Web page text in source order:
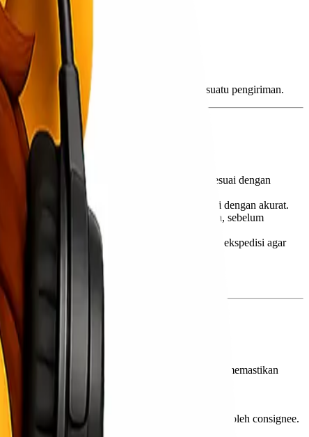
entitas lain yang menjadi tujuan akhir dari suatu pengiriman.
memverifikasi bahwa semua barang sesuai dengan
atau tanda terima pengiriman, telah dilengkapi dengan akurat.
barang dengan aman setelah diterima, sebelum
pihak pengirim (consignor) atau penyedia jasa ekspedisi agar
terutama untuk pengiriman internasional.
atau agen sesuai dengan kebutuhan bisnis.
barang. Consignor bertanggung jawab untuk memastikan
consignor hingga barang tersebut berhasil dijual oleh consignee.